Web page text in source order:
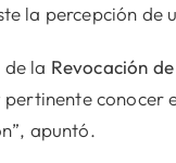
la percepción de
de la Revocación
pertinente
apuntó.